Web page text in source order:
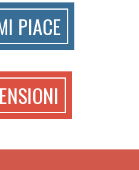
PIACE